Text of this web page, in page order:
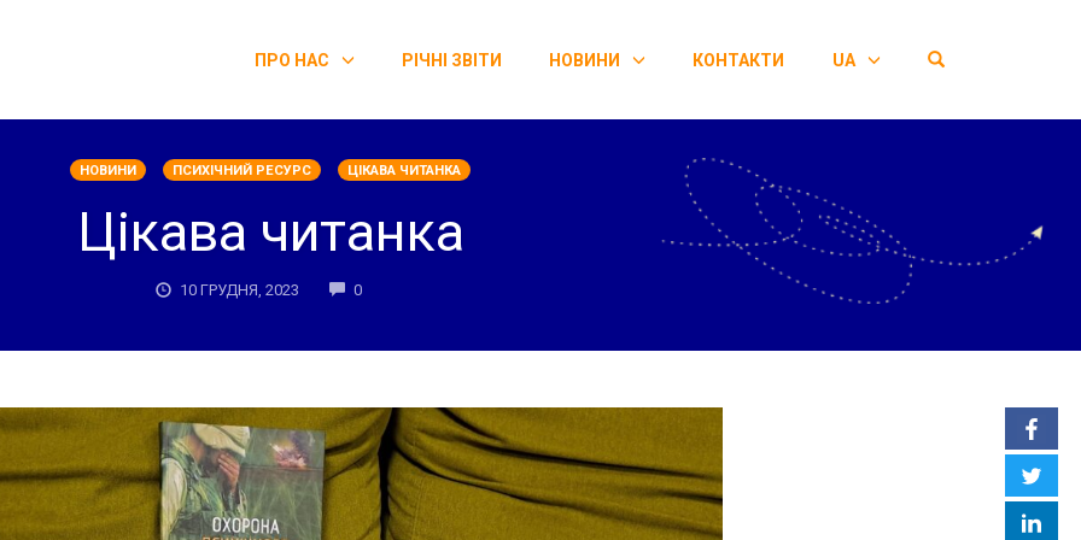
ПРО НАС РІЧНІ ЗВІТИ НОВИНИ КОНТАКТИ UA
НОВИНИ ПСИХІЧНИЙ РЕСУРС ЦІКАВА ЧИТАНКА
Цікава читанка
10 ГРУДНЯ, 2023 0COMMENTS